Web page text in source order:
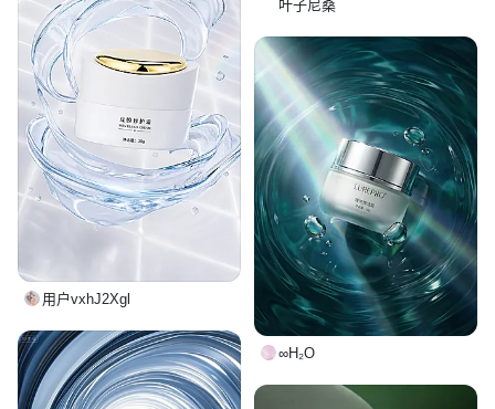
叶子尼桑
用户vxhJ2Xgl
∞H₂O